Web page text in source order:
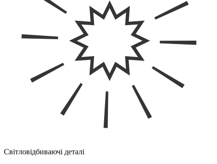
Світловідбиваючі деталі